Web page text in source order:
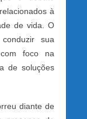
à
de vida. O
sua
foco na
de soluções
diante de